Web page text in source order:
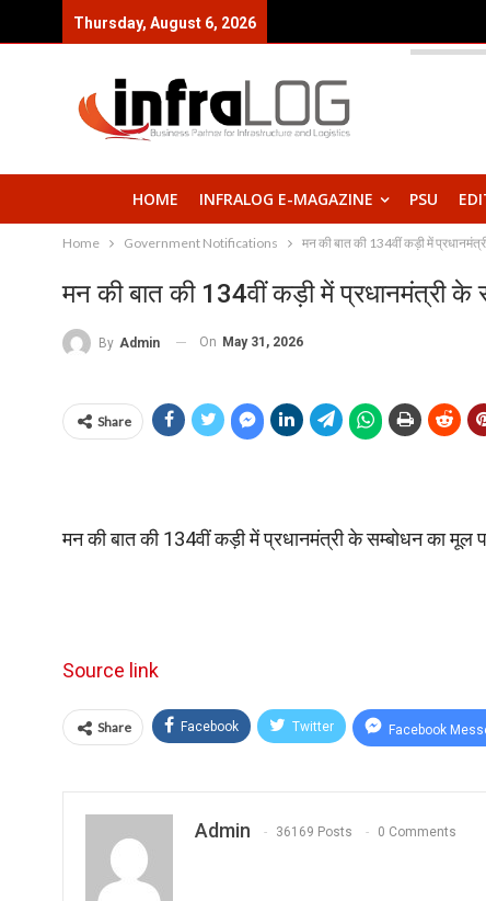
Thursday, August 6, 2026
HOME INFRALOG E-MAGAZINE PSU
Home Government Notifications मन की बात की 134वीं कड़ी में
मन की बात की 134वीं कड़ी में प्रधानमंत्री
By Admin On May 31, 2026
Share
मन की बात की 134वीं कड़ी में प्रधानमंत्री के सम्बोधन का
Source link
Share Facebook Twitter Facebook
Admin 36169 Posts 0 Comments